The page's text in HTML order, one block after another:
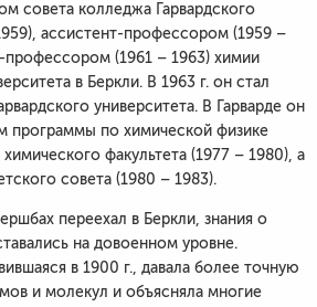
совета колледжа Гарвардского
ассистент-профессором (1959 –
профессором (1961 – 1963) химии
в Беркли. В 1963 г. он стал
университета. В Гарварде он
программы по химической физике
факультета (1977 – 1980), а
совета (1980 – 1983).
переехал в Беркли, знания о
на довоенном уровне.
в 1900 г., давала более точную
и молекул и объясняла многие